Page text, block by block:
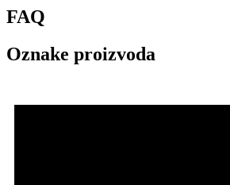
FAQ
Oznake proizvoda